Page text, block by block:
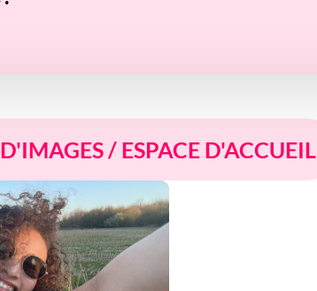
/ ESPACE D'ACCUEIL